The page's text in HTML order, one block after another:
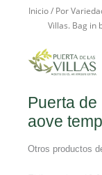
Inicio/ Por
Villas. Bag in
Puerta de
aove
Otros productos